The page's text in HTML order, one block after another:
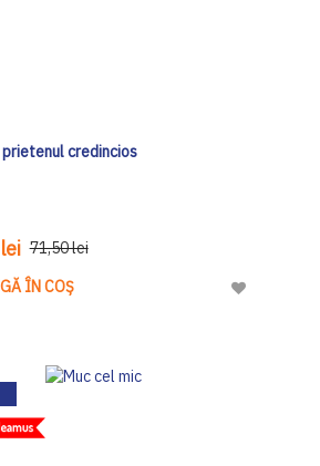
prietenul credincios
71,50 lei
ÎN COȘ
Adaugă